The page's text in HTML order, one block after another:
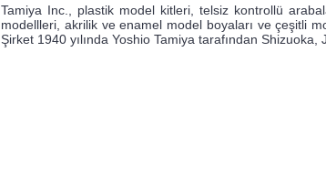
Tamiya Inc., plastik model kitleri, telsiz kontrollü
modellleri, akrilik ve enamel model boyaları ve çeşitli
Şirket 1940 yılında Yoshio Tamiya tarafından Shizuoka,